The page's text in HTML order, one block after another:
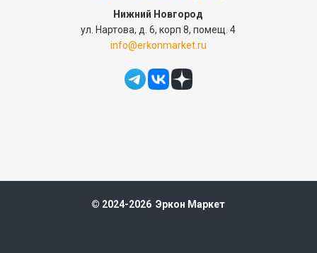
Нижний Новгород
ул. Нартова, д. 6, корп 8, помещ. 4
info@erkonmarket.ru
© 2024-2026 Эркон Маркет